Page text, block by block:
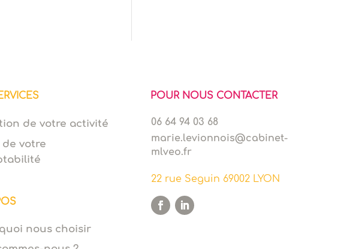
de votre activité
de votre
nous choisir
POUR NOUS CONTACTER
06 64 94 03 68
marie.levionnois@cabinet-
mlveo.fr
22 rue Seguin 69002 LYON